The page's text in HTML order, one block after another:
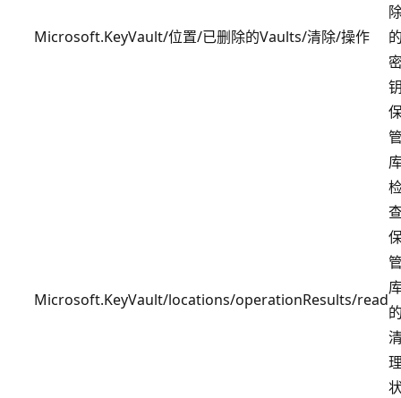
Microsoft.KeyVault/位置/已删除的Vaults/清除/操作
Microsoft.KeyVault/locations/operationResults/read